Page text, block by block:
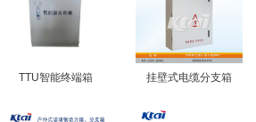
TTU智能终端箱 挂壁式电缆分支箱